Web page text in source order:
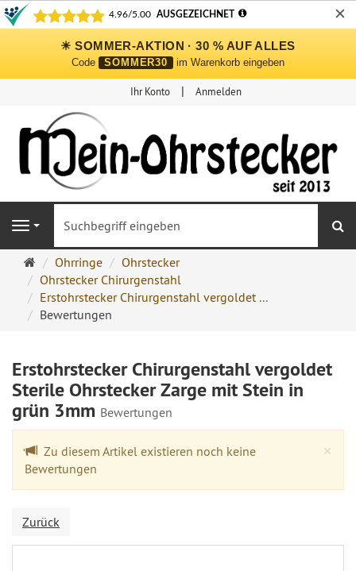
✕
☀ SOMMER-AKTION · 30 % AUF ALLES
Code SOMMER30 im Warenkorb eingeben
Ihr Konto Anmelden
Navigation
Ohrringe
Ohrstecker
Onlineshop
Ohrringe
Ohrstecker
Ohrstecker Chirurgenstahl
Erstohrstecker Chirurgenstahl vergoldet ...
Bewertungen
Erstohrstecker Chirurgenstahl vergoldet
Sterile Ohrstecker Zarge mit Stein in
grün 3mm Bewertungen
×
Zu diesem Artikel existieren noch keine
Bewertungen
Zurück